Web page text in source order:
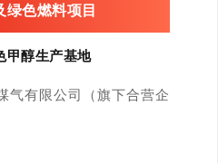
绿色燃料项目
甲醇生产基地
气有限公司（旗下合营企